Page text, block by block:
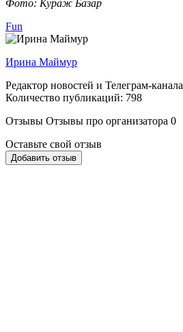
Фото: Кураж Базар
Fun
Ирина Маймур
Редактор новостей и Телеграм-канала
Количество публикаций: 798
Отзывы Отзывы про организатора 0
Оставьте свой отзыв
Добавить отзыв